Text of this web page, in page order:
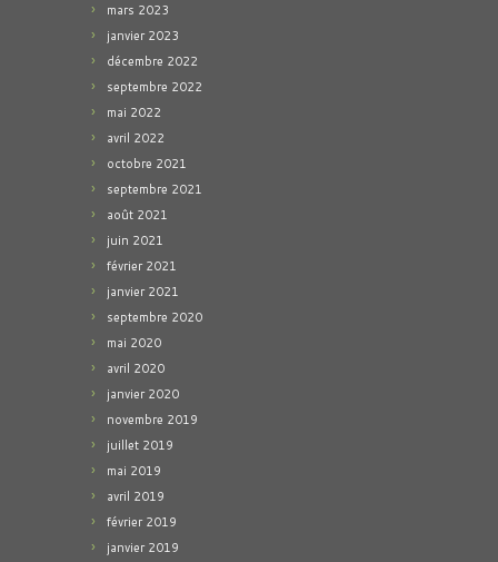
mars 2023
janvier 2023
décembre 2022
septembre 2022
mai 2022
avril 2022
octobre 2021
septembre 2021
août 2021
juin 2021
février 2021
janvier 2021
septembre 2020
mai 2020
avril 2020
janvier 2020
novembre 2019
juillet 2019
mai 2019
avril 2019
février 2019
janvier 2019